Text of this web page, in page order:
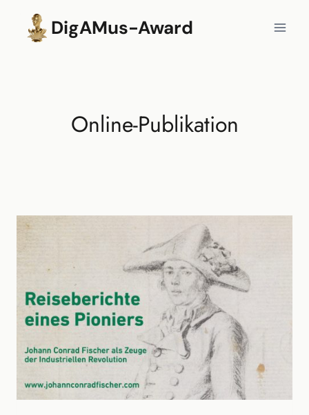
springen
DigAMus-Award
Online-Publikation